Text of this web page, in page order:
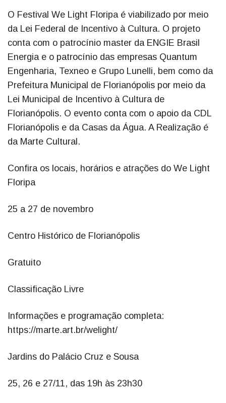
O Festival We Light Floripa é viabilizado por meio
da Lei Federal de Incentivo à Cultura. O projeto
conta com o patrocínio master da ENGIE Brasil
Energia e o patrocínio das empresas Quantum
Engenharia, Texneo e Grupo Lunelli, bem como da
Prefeitura Municipal de Florianópolis por meio da
Lei Municipal de Incentivo à Cultura de
Florianópolis. O evento conta com o apoio da CDL
Florianópolis e da Casas da Água. A Realização é
da Marte Cultural.
Confira os locais, horários e atrações do We Light
Floripa
25 a 27 de novembro
Centro Histórico de Florianópolis
Gratuito
Classificação Livre
Informações e programação completa:
https://marte.art.br/welight/
Jardins do Palácio Cruz e Sousa
25, 26 e 27/11, das 19h às 23h30